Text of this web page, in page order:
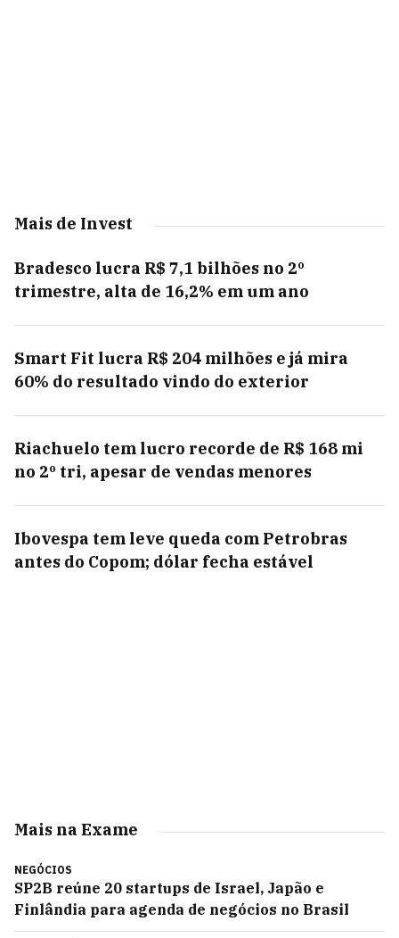
Mais de Invest
Bradesco lucra R$ 7,1 bilhões no 2º
trimestre, alta de 16,2% em um ano
Smart Fit lucra R$ 204 milhões e já mira
60% do resultado vindo do exterior
Riachuelo tem lucro recorde de R$ 168 mi
no 2º tri, apesar de vendas menores
Ibovespa tem leve queda com Petrobras
antes do Copom; dólar fecha estável
Mais na Exame
NEGÓCIOS
SP2B reúne 20 startups de Israel, Japão e
Finlândia para agenda de negócios no Brasil